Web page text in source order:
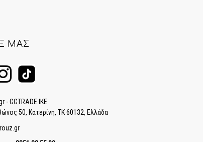
ΜΑΣ
- GGTRADE IKE
50, Κατερίνη, ΤΚ 60132, Ελλάδα